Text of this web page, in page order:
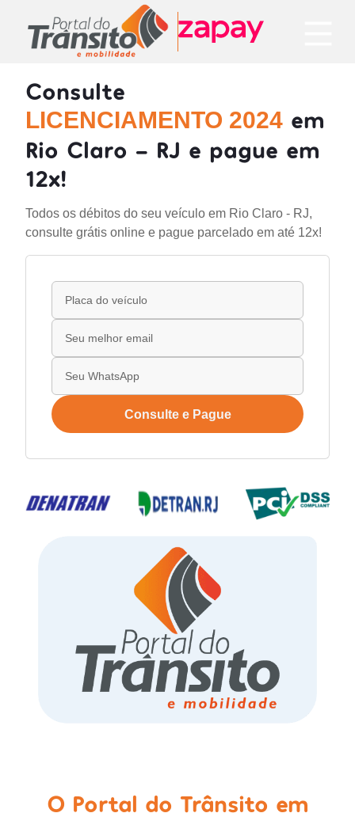
Consulte
LICENCIAMENTO 2024 em
Rio Claro - RJ e pague em
12x!
Todos os débitos do seu veículo em Rio Claro - RJ,
consulte grátis online e pague parcelado em até 12x!
Consulte e Pague
O Portal do Trânsito em